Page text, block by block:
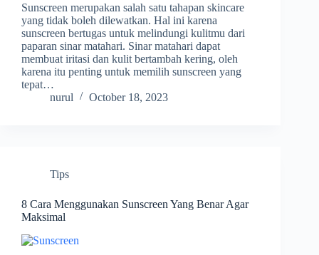
Sunscreen merupakan salah satu tahapan skincare
yang tidak boleh dilewatkan. Hal ini karena
sunscreen bertugas untuk melindungi kulitmu dari
paparan sinar matahari. Sinar matahari dapat
membuat iritasi dan kulit bertambah kering, oleh
karena itu penting untuk memilih sunscreen yang
tepat…
nurul
October 18, 2023
Tips
8 Cara Menggunakan Sunscreen Yang Benar Agar
Maksimal